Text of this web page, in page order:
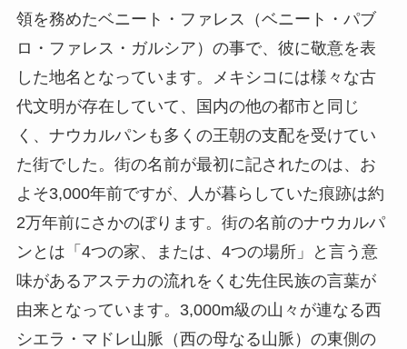
領を務めたベニート・ファレス（ベニート・パブ
ロ・ファレス・ガルシア）の事で、彼に敬意を表
した地名となっています。メキシコには様々な古
代文明が存在していて、国内の他の都市と同じ
く、ナウカルパンも多くの王朝の支配を受けてい
た街でした。街の名前が最初に記されたのは、お
よそ3,000年前ですが、人が暮らしていた痕跡は約
2万年前にさかのぼります。街の名前のナウカルパ
ンとは「4つの家、または、4つの場所」と言う意
味があるアステカの流れをくむ先住民族の言葉が
由来となっています。3,000m級の山々が連なる西
シエラ・マドレ山脈（西の母なる山脈）の東側の